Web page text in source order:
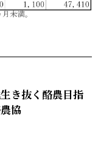
き抜く酪農目指
協